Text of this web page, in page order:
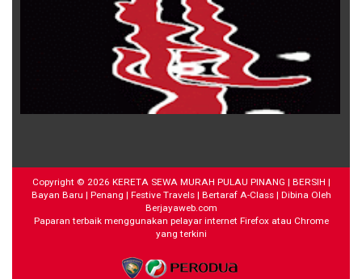
Copyright © 2026 KERETA SEWA MURAH PULAU PINANG | BERSIH |
Bayan Baru | Penang | Festive Travels | Bertaraf A-Class| Dibina Oleh
Berjayaweb.com
Paparan terbaik menggunakan pelayar internet Firefox atau Chrome
yang terkini